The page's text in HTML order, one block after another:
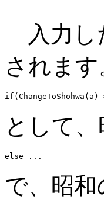
入力し
されます
として
else ...
で、昭